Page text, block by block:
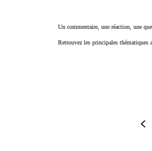
Un commentaire, une réaction, une
Retrouvez les principales thématiques